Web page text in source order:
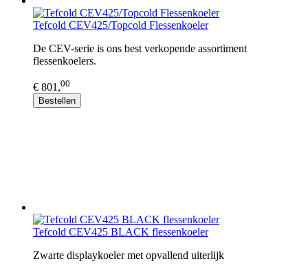
Tefcold CEV425/Topcold Flessenkoeler
De CEV-serie is ons best verkopende assortiment
flessenkoelers.
€ 801,00
Bestellen
Tefcold CEV425 BLACK flessenkoeler
Zwarte displaykoeler met opvallend uiterlijk